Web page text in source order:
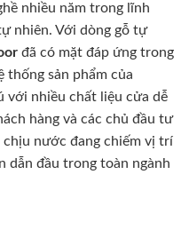
nhiều năm trong lĩnh
nhiên. Với dòng gỗ tự
đã có mặt đáp ứng trong
thống sản phẩm của
với nhiều chất liệu cửa dễ
hàng và các chủ đầu tư
chịu nước đang chiếm vị trí
dẫn đầu trong toàn ngành